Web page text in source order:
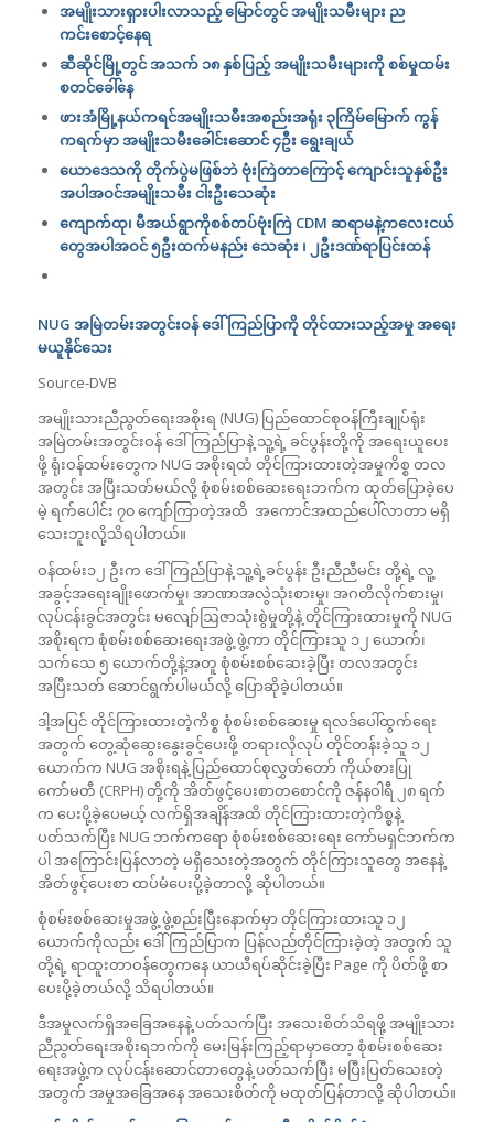
အမျိုးသားရှားပါးလာသည့် မြောင်တွင် အမျိုးသမီးများ ည
ကင်းစောင့်နေရ
ဆီဆိုင်မြို့တွင် အသက် ၁၈ နှစ်ပြည့် အမျိုးသမီးများကို စစ်မှုထမ်း
စတင်ခေါ်နေ
ဖားအံမြို့နယ်ကရင်အမျိုးသမီးအစည်းအရုံး ၃ကြိမ်မြောက် ကွန်
ကရက်မှာ အမျိုးသမီးခေါင်းဆောင် ၄ဦး ရွေးချယ်
ယောဒေသကို တိုက်ပွဲမဖြစ်ဘဲ ဗုံးကြဲတာကြောင့် ကျောင်းသူနှစ်ဦး
အပါအဝင်အမျိုးသမီး ငါးဦးသေဆုံး
ကျောက်ထု၊ မီအယ်ရွာကိုစစ်တပ်ဗုံးကြဲ CDM ဆရာမနဲ့က​လေးငယ်​​
တွေအပါအဝင် ၅ဦး​ထက်မနည်း သေဆုံး ၊ ၂ဦးဒဏ်ရာပြင်းထန်
NUG အမြဲတမ်းအတွင်းဝန် ဒေါ်ကြည်ပြာကို တိုင်ထားသည့်အမှု အရေး
မယူနိုင်သေး
Source-DVB
အမျိုးသားညီညွတ်ရေးအစိုးရ (NUG) ပြည်ထောင်စုဝန်ကြီးချုပ်ရုံး
အမြဲတမ်းအတွင်းဝန် ဒေါ်ကြည်ပြာနဲ့ သူ့ရဲ့ ခင်ပွန်းတို့ကို အရေးယူပေး
ဖို့ ရုံးဝန်ထမ်းတွေက NUG အစိုးရထံ တိုင်ကြားထားတဲ့အမှုကိစ္စ တလ
အတွင်း အပြီးသတ်မယ်လို့ စုံစမ်းစစ်ဆေးရေးဘက်က ထုတ်ပြောခဲ့ပေ
မဲ့ ရက်ပေါင်း ၇၀ ကျော်ကြာတဲ့အထိ အကောင်အထည်ပေါ်လာတာ မရှိ
သေးဘူးလို့သိရပါတယ်။
ဝန်ထမ်း၁၂ ဦးက ဒေါ်ကြည်ပြာနဲ့ သူ့ရဲ့ခင်ပွန်း ဦးညီညီမင်း တို့ရဲ့ လူ့
အခွင့်အရေးချိုးဖောက်မှု၊ အာဏာအလွဲသုံးစားမှု၊ အဂတိလိုက်စားမှု၊
လုပ်ငန်းခွင်အတွင်း မလျော်ဩဇာသုံးစွဲမှုတို့နဲ့ တိုင်ကြားထားမှုကို NUG
အစိုးရက စုံစမ်းစစ်ဆေးရေးအဖွဲ့ ဖွဲ့ကာ တိုင်ကြားသူ ၁၂ ယောက်၊
သက်သေ ၅ ယောက်တို့နဲ့အတူ စုံစမ်းစစ်ဆေးခဲ့ပြီး တလအတွင်း
အပြီးသတ် ဆောင်ရွက်ပါမယ်လို့ ပြောဆိုခဲ့ပါတယ်။
ဒါ့အပြင် တိုင်ကြားထားတဲ့ကိစ္စ စုံစမ်းစစ်ဆေးမှု ရလဒ်ပေါ်ထွက်ရေး
အတွက် တွေ့ဆုံဆွေးနွေးခွင့်ပေးဖို့ တရားလိုလုပ် တိုင်တန်းခဲ့သူ ၁၂
ယောက်က NUG အစိုးရနဲ့ ပြည်ထောင်စုလွှတ်တော် ကိုယ်စားပြု
ကော်မတီ (CRPH) တို့ကို အိတ်ဖွင့်ပေးစာတစောင်ကို ဇန်နဝါရီ ၂၈ ရက်
က ပေးပို့ခဲ့ပေမယ့် လက်ရှိအချိန်အထိ တိုင်ကြားထားတဲ့ကိစ္စနဲ့
ပတ်သက်ပြီး NUG ဘက်ကရော စုံစမ်းစစ်ဆေးရေး ကော်မရှင်ဘက်က
ပါ အကြောင်းပြန်လာတဲ့ မရှိသေးတဲ့အတွက် တိုင်ကြားသူတွေ အနေနဲ့
အိတ်ဖွင့်ပေးစာ ထပ်မံပေးပို့ခဲ့တာလို့ ဆိုပါတယ်။
စုံစမ်းစစ်ဆေးမှုအဖွဲ့ ဖွဲ့စည်းပြီးနောက်မှာ တိုင်ကြားထားသူ ၁၂
ယောက်ကိုလည်း ဒေါ်ကြည်ပြာက ပြန်လည်တိုင်ကြားခဲ့တဲ့ အတွက် သူ
တို့ရဲ့ ရာထူးတာဝန်တွေကနေ ယာယီရပ်ဆိုင်းခဲ့ပြီး Page ကို ပိတ်ဖို့ စာ
ပေးပို့ခဲ့တယ်လို့ သိရပါတယ်။
ဒီအမှုလက်ရှိအခြေအနေနဲ့ ပတ်သက်ပြီး အသေးစိတ်သိရဖို့ အမျိုးသား
ညီညွတ်ရေးအစိုးရဘက်ကို မေးမြန်းကြည့်ရာမှာတော့ စုံစမ်းစစ်ဆေး
ရေးအဖွဲ့က လုပ်ငန်းဆောင်တာတွေနဲ့ ပတ်သက်ပြီး မပြီးပြတ်သေးတဲ့
အတွက် အမှုအခြေအနေ အသေးစိတ်ကို မထုတ်ပြန်တာလို့ ဆိုပါတယ်။